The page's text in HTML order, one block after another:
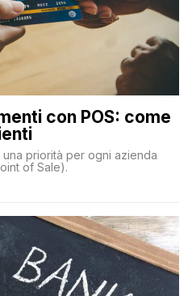
con POS: come
priorità per ogni azienda
of Sale).